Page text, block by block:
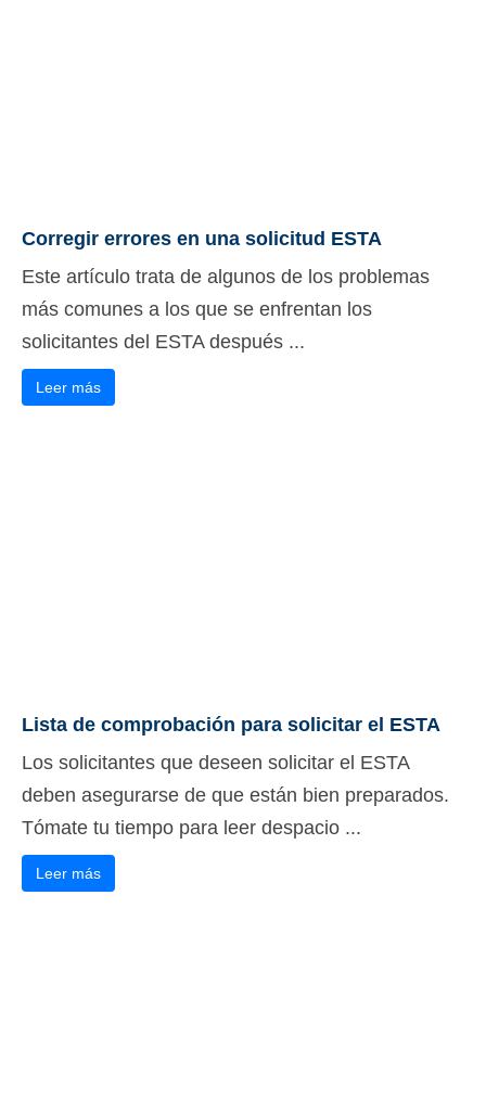
Corregir errores en una solicitud ESTA
Este artículo trata de algunos de los problemas
más comunes a los que se enfrentan los
solicitantes del ESTA después ...
Leer más
Lista de comprobación para solicitar el ESTA
Los solicitantes que deseen solicitar el ESTA
deben asegurarse de que están bien preparados.
Tómate tu tiempo para leer despacio ...
Leer más